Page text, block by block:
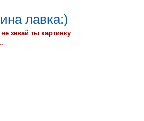
лавка:)
зевай ты картинку